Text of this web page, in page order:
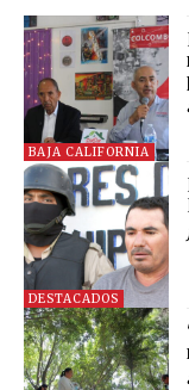
BAJA CALIFORNIA
DESTACADOS